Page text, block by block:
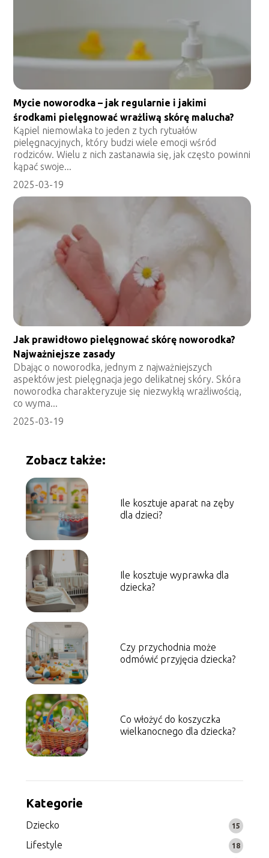
Mycie noworodka – jak regularnie i jakimi
środkami pielęgnować wrażliwą skórę malucha?
Kąpiel niemowlaka to jeden z tych rytuałów
pielęgnacyjnych, który budzi wiele emocji wśród
rodziców. Wielu z nich zastanawia się, jak często powinni
kąpać swoje...
2025-03-19
Jak prawidłowo pielęgnować skórę noworodka?
Najważniejsze zasady
Dbając o noworodka, jednym z najważniejszych
aspektów jest pielęgnacja jego delikatnej skóry. Skóra
noworodka charakteryzuje się niezwykłą wrażliwością,
co wyma...
2025-03-19
Zobacz także:
Ile kosztuje aparat na zęby
dla dzieci?
Ile kosztuje wyprawka dla
dziecka?
Czy przychodnia może
odmówić przyjęcia dziecka?
Co włożyć do koszyczka
wielkanocnego dla dziecka?
Kategorie
Dziecko 15
Lifestyle 18